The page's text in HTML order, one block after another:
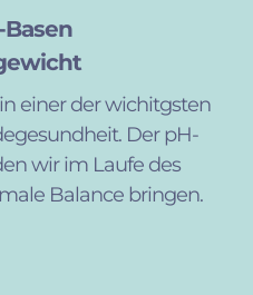
einer der wichitgsten
Der pH-
wir im Laufe des
Balance bringen.